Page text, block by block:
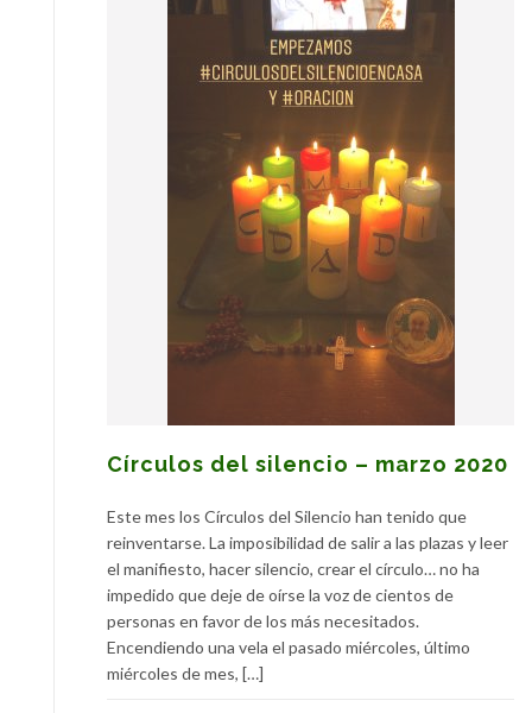
Círculos del silencio – marzo 2020
Este mes los Círculos del Silencio han tenido que
reinventarse. La imposibilidad de salir a las plazas y leer
el manifiesto, hacer silencio, crear el círculo… no ha
impedido que deje de oírse la voz de cientos de
personas en favor de los más necesitados.
Encendiendo una vela el pasado miércoles, último
miércoles de mes, […]